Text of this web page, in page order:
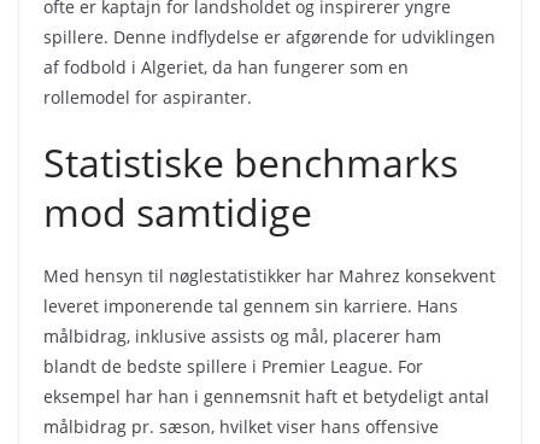
ofte er kaptajn for landsholdet og inspirerer yngre
spillere. Denne indflydelse er afgørende for udviklingen
af fodbold i Algeriet, da han fungerer som en
rollemodel for aspiranter.
Statistiske benchmarks
mod samtidige
Med hensyn til nøglestatistikker har Mahrez konsekvent
leveret imponerende tal gennem sin karriere. Hans
målbidrag, inklusive assists og mål, placerer ham
blandt de bedste spillere i Premier League. For
eksempel har han i gennemsnit haft et betydeligt antal
målbidrag pr. sæson, hvilket viser hans offensive